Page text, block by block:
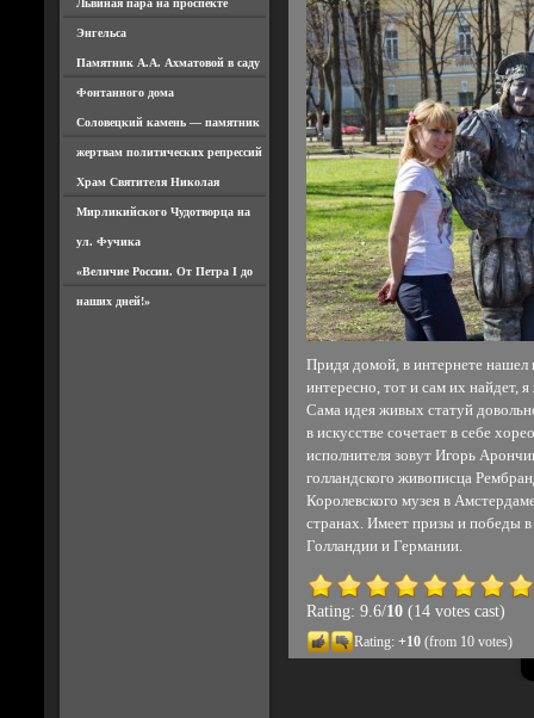
Львиная пара на проспекте
Энгельса
Памятник А.А. Ахматовой в саду
Фонтанного дома
Соловецкий камень — памятник
жертвам политических репрессий
Храм Святителя Николая
Мирликийского Чудотворца на
ул. Фучика
«Величие России. От Петра I до
наших дней!»
Придя домой, в интернете нашел
интересно, тот и сам их найдет,
Сама идея живых статуй
в искусстве сочетает в себе
исполнителя зовут Игорь
голландского живописца
Королевского музея в
странах. Имеет призы и победы
Голландии и Германии.
Rating: 9.6/10(14 votes cast)
Rating: +10(from 10 votes)